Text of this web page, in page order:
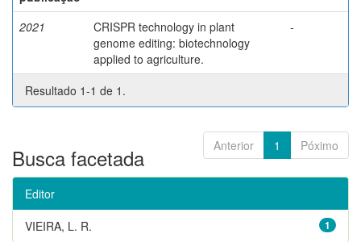
2021
CRISPR technology in plant
genome editing: biotechnology
applied to agriculture.
-
Resultado 1-1 de 1.
Anterior 1 Póximo
Busca facetada
Editor
1
VIEIRA, L. R.